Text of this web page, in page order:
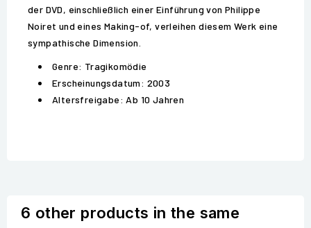
der DVD, einschließlich einer Einführung von Philippe
Noiret und eines Making-of, verleihen diesem Werk eine
sympathische Dimension.
Genre: Tragikomödie
Erscheinungsdatum: 2003
Altersfreigabe: Ab 10 Jahren
6 other products in the same